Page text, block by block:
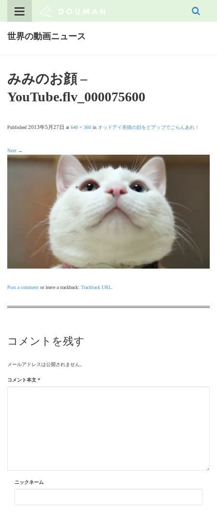
世界の動画ニュース
みみのお顔 –
YouTube.flv_000075600
Published 2013年5月27日 at 640 × 360 in オッドアイ美猫の顔をどアップでごらんあれ！
Next →
Post a comment or leave a trackback: Trackback URL
コメントを残す
メールアドレスは公開されません。
コメント本文 *
ニックネーム